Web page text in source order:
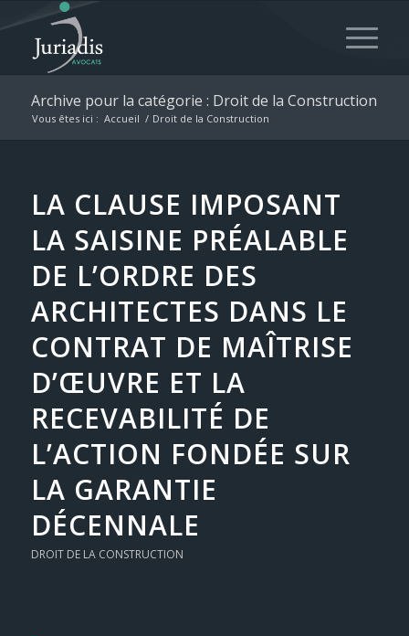
Archive pour la catégorie : Droit de la Construction
Vous êtes ici : Accueil / Droit de la Construction
LA CLAUSE IMPOSANT
LA SAISINE PRÉALABLE
DE L’ORDRE DES
ARCHITECTES DANS LE
CONTRAT DE MAÎTRISE
D’ŒUVRE ET LA
RECEVABILITÉ DE
L’ACTION FONDÉE SUR
LA GARANTIE
DÉCENNALE
DROIT DE LA CONSTRUCTION